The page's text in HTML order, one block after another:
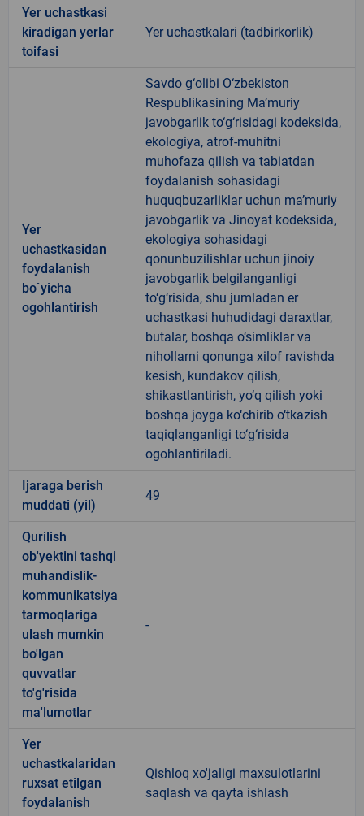
Yer uchastkasi
kiradigan yerlar
toifasi
Yer uchastkalari (tadbirkorlik)
Yer
uchastkasidan
foydalanish
bo`yicha
ogohlantirish
Savdo g‘olibi O‘zbekiston
Respublikasining Ma’muriy
javobgarlik to‘g‘risidagi kodeksida,
ekologiya, atrof-muhitni
muhofaza qilish va tabiatdan
foydalanish sohasidagi
huquqbuzarliklar uchun ma’muriy
javobgarlik va Jinoyat kodeksida,
ekologiya sohasidagi
qonunbuzilishlar uchun jinoiy
javobgarlik belgilanganligi
to‘g‘risida, shu jumladan er
uchastkasi huhudidagi daraxtlar,
butalar, boshqa o‘simliklar va
nihollarni qonunga xilof ravishda
kesish, kundakov qilish,
shikastlantirish, yo‘q qilish yoki
boshqa joyga ko‘chirib o‘tkazish
taqiqlanganligi to‘g‘risida
ogohlantiriladi.
Ijaraga berish
muddati (yil)
49
Qurilish
ob'yektini tashqi
muhandislik-
kommunikatsiya
tarmoqlariga
ulash mumkin
bo'lgan
quvvatlar
to'g'risida
ma'lumotlar
-
Yer
uchastkalaridan
ruxsat etilgan
foydalanish
Qishloq xo'jaligi maxsulotlarini
saqlash va qayta ishlash